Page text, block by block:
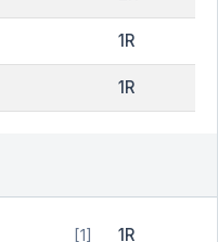
1R
1R
[1] 1R